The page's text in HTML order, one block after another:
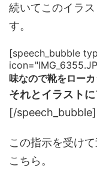
続いてこのイラ
す。
[speech_bubble
味なので靴をロー
それとイラスト
[/speech_bubble]
この指示を受け
こちら。